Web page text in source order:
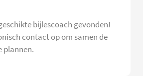
bijlescoach gevonden!
contact op om samen de
plannen.